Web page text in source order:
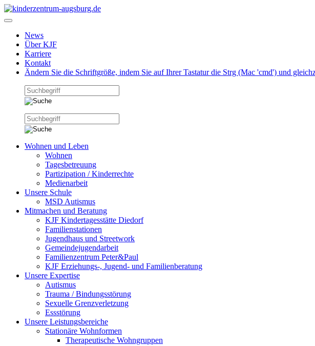
News
Über KJF
Karriere
Kontakt
Ändern Sie die Schriftgröße, indem Sie auf Ihrer Tastatur die Strg (Mac 'cmd') und
Wohnen und Leben
Wohnen
Tagesbetreuung
Partizipation / Kinderrechte
Medienarbeit
Unsere Schule
MSD Autismus
Mitmachen und Beratung
KJF Kindertagesstätte Diedorf
Familienstationen
Jugendhaus und Streetwork
Gemeindejugendarbeit
Familienzentrum Peter&Paul
KJF Erziehungs-, Jugend- und Familienberatung
Unsere Expertise
Autismus
Trauma / Bindungsstörung
Sexuelle Grenzverletzung
Essstörung
Unsere Leistungsbereiche
Stationäre Wohnformen
Therapeutische Wohngruppen